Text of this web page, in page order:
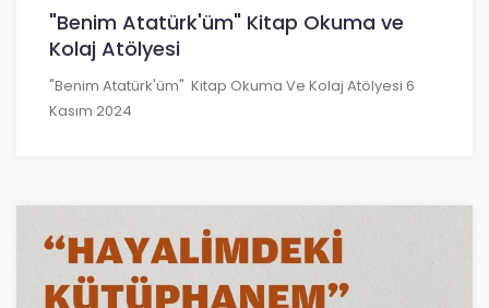
"Benim Atatürk'üm" Kitap Okuma ve
Kolaj Atölyesi
"Benim Atatürk'üm" Kitap Okuma Ve Kolaj Atölyesi 6
Kasım 2024